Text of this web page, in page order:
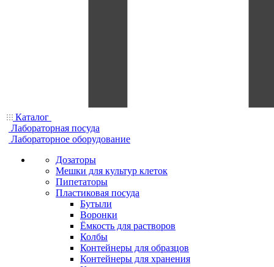
Каталог
Лабораторная посуда
Лабораторное оборудование
Дозаторы
Мешки для культур клеток
Пипетаторы
Пластиковая посуда
Бутыли
Воронки
Ёмкость для растворов
Колбы
Контейнеры для образцов
Контейнеры для хранения